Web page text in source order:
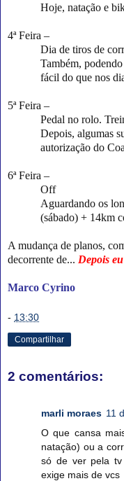
Hoje, natação e
4ª Feira –
Dia de tiros de
Também,
fácil do que nos
5ª Feira –
Pedal no rolo.
Depois, algumas
autorização do
6ª Feira –
Off
Aguardando os
(sábado) + 14km
A mudança de planos,
decorrente de... Depois
Marco Cyrino
- 13:30
Compartilhar
2 comentários:
marli moraes 11
O que cansa
natação) ou a
só de ver pela
exige mais de vcs